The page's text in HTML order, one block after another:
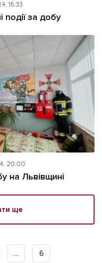
16:33
події за добу
20:00
на Львівщині
ще
… 6